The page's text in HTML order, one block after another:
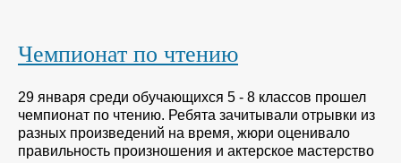
Чемпионат по чтению
29 января среди обучающихся 5 - 8 классов прошел
чемпионат по чтению. Ребята зачитывали отрывки из
разных произведений на время, жюри оценивало
правильность произношения и актерское мастерство